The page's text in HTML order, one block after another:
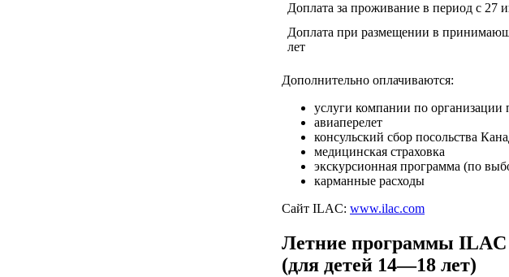
Доплата за проживание в период с 27
Доплата при размещении в
лет
Дополнительно оплачиваются:
услуги компании по организации
авиаперелет
консульский сбор посольства
медицинская страховка
экскурсионная программа (по
карманные расходы
Сайт ILAC: www.ilac.com
Летние программы ILAC
(для детей 14—18 лет)